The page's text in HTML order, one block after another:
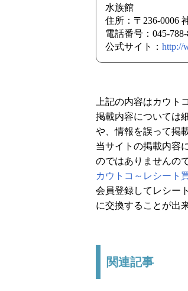
水族館
住所：〒236-0006
電話番号：045-788-
公式サイト： http://
上記の内容はカウト
掲載内容については
や、情報を誤って掲
当サイトの掲載内容
のではありませんの
カウトコ～レシート
会員登録してレシー
に交換することが出
関連記事